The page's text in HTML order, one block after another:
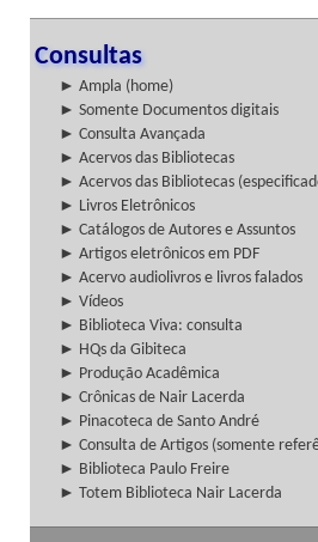
Consultas
► Ampla (home)
► Somente Documentos digitais
► Consulta Avançada
► Acervos das Bibliotecas
► Acervos das Bibliotecas
► Livros Eletrônicos
► Catálogos de Autores e Assuntos
► Artigos eletrônicos em PDF
► Acervo audiolivros e livros falados
► Vídeos
► Biblioteca Viva: consulta
► HQs da Gibiteca
► Produção Acadêmica
► Crônicas de Nair Lacerda
► Pinacoteca de Santo André
► Consulta de Artigos (somente
► Biblioteca Paulo Freire
► Totem Biblioteca Nair Lacerda